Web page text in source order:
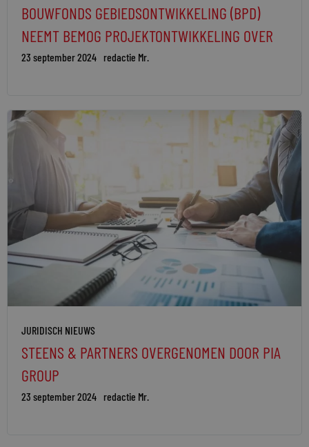
BOUWFONDS GEBIEDSONTWIKKELING (BPD)
NEEMT BEMOG PROJEKTONTWIKKELING OVER
23 september 2024 redactie Mr.
JURIDISCH NIEUWS
STEENS & PARTNERS OVERGENOMEN DOOR PIA
GROUP
23 september 2024 redactie Mr.